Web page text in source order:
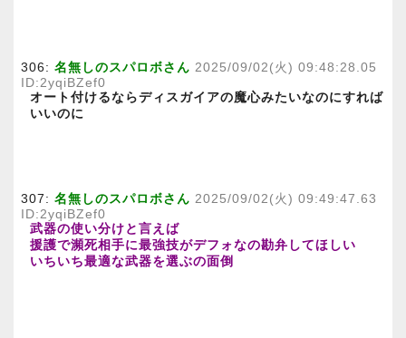
306: 名無しのスパロボさん 2025/09/02(火) 09:48:28.05
ID:2yqiBZef0
オート付けるならディスガイアの魔心みたいなのにすれば
いいのに
307: 名無しのスパロボさん 2025/09/02(火) 09:49:47.63
ID:2yqiBZef0
武器の使い分けと言えば
援護で瀕死相手に最強技がデフォなの勘弁してほしい
いちいち最適な武器を選ぶの面倒